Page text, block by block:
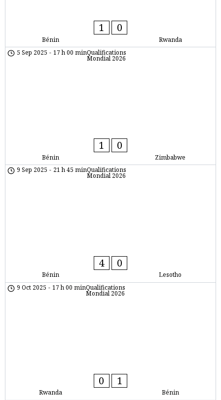
Bénin
1 0
Rwanda
Qualifications
Mondial 2026
5 Sep 2025 - 17 h 00 min
Bénin
1 0
Zimbabwe
Qualifications
Mondial 2026
9 Sep 2025 - 21 h 45 min
Bénin
4 0
Lesotho
Qualifications
Mondial 2026
9 Oct 2025 - 17 h 00 min
Rwanda
0 1
Bénin